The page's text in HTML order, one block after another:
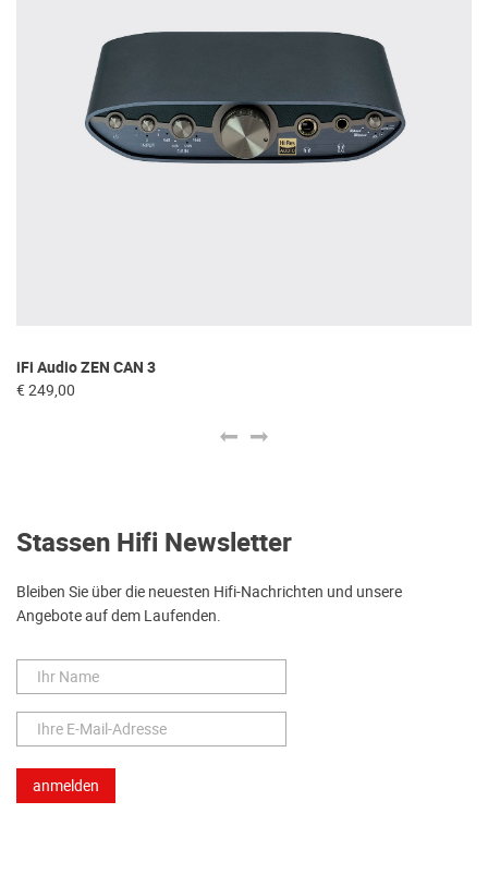
iFi Audio ZEN CAN 3
€ 249,00
Stassen Hifi Newsletter
Bleiben Sie über die neuesten Hifi-Nachrichten und unsere
Angebote auf dem Laufenden.